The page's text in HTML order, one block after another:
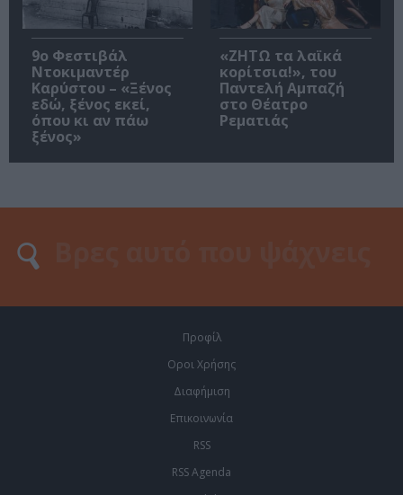
9ο Φεστιβάλ
Ντοκιμαντέρ
Καρύστου – «Ξένος
εδώ, ξένος εκεί,
όπου κι αν πάω
ξένος»
«ΖΗΤΩ τα λαϊκά
κορίτσια!», του
Παντελή Αμπαζή
στο Θέατρο
Ρεματιάς
Προφίλ
Οροι Χρήσης
Διαφήμιση
Επικοινωνία
RSS
RSS Agenda